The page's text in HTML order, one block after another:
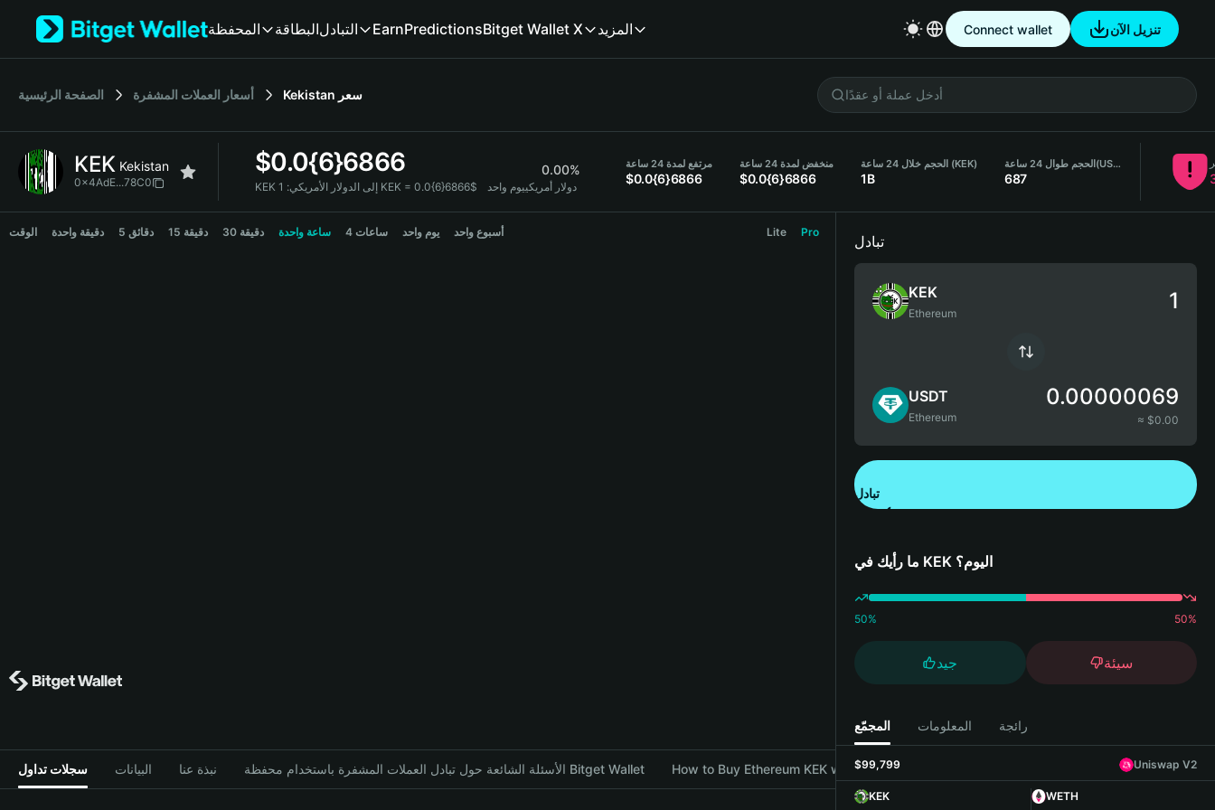
Tiếng Việt
Español (Latinoamérica)
Français
Deutsch
繁體中文
المحفظة البطاقةالتبادل EarnPredictionsBitget Wallet X المزيد Connect wallet تنزيل الآن
الصفحة الرئيسية أسعار العملات المشفرة Kekistan سعر
KEK Kekistan
0x4AdE...78C0
$0.0{6}6866 0.00%
KEK إلى الدولار الأمريكي: 1 KEK = 0.0{6}6866$ دولار أمريكييوم واحد
مرتفع لمدة 24 ساعة
$0.0{6}6866
منخفض لمدة 24 ساعة
$0.0{6}6866
الحجم خلال 24 ساعة (KEK)
1B
الحجم طوال 24 ساعة(USDT)
687
KEK Price Chart
الوقت دقيقة واحدة 5 دقائق 15 دقيقة 30 دقيقة ساعة واحدة 4 ساعات يوم واحد أسبوع واحد Lite Pro
سجلات تداول البيانات نبذة عنا الأسئلة الشائعة حول تبادل العملات المشفرة باستخدام محفظة Bitget Wallet How to Buy Ethereum KEK with Bitget Wallet
تبادل
KEK
Ethereum
USDT
Ethereum
0.00000069
≈ $0.00
تبادل
ما رأيك في KEK اليوم؟
50% 50%
جيد سيئة
المجمّع المعلومات رائجة
$99,799 Uniswap V2
KEK
WETH